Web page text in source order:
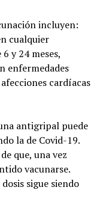
incluyen:
cualquier
y 24 meses,
enfermedades
cardíacas
antigripal puede
la de Covid-19.
que, una vez
vacunarse.
sigue siendo